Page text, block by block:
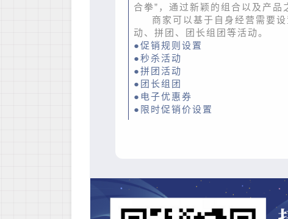
合拳”，通过新颖的组合以及产品
商家可以基于自身经营需要
动、拼团、团长组团等活动。
●促销规则设置
●秒杀活动
●拼团活动
●团长组团
●电子优惠券
●限时促销价设置